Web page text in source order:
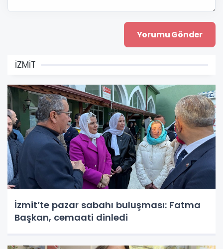
İZMİT
İzmit’te pazar sabahı buluşması: Fatma
Başkan, cemaati dinledi